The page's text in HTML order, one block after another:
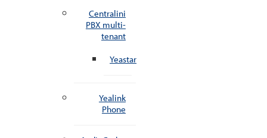
Centralini
PBX multi-
tenant
Yeastar
Yealink
Phone